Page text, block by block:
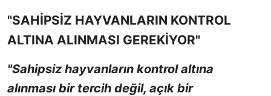
"SAHİPSİZ HAYVANLARIN KONTROL
ALTINA ALINMASI GEREKİYOR"
"Sahipsiz hayvanların kontrol altına
alınması bir tercih değil, açık bir